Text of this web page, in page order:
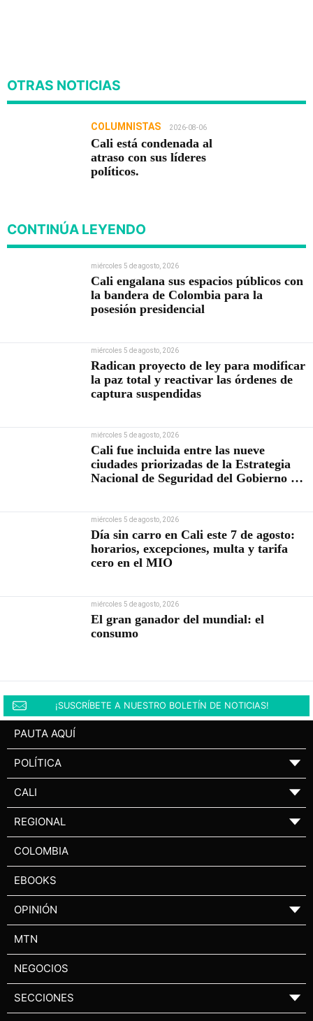
OTRAS NOTICIAS
COLUMNISTAS 2026-08-06
Cali está condenada al
atraso con sus líderes
políticos.
CONTINÚA LEYENDO
miércoles 5 de agosto, 2026
Cali engalana sus espacios públicos con
la bandera de Colombia para la
posesión presidencial
miércoles 5 de agosto, 2026
Radican proyecto de ley para modificar
la paz total y reactivar las órdenes de
captura suspendidas
miércoles 5 de agosto, 2026
Cali fue incluida entre las nueve
ciudades priorizadas de la Estrategia
Nacional de Seguridad del Gobierno de
miércoles 5 de agosto, 2026
Día sin carro en Cali este 7 de agosto:
horarios, excepciones, multa y tarifa
cero en el MIO
miércoles 5 de agosto, 2026
El gran ganador del mundial: el
consumo
¡SUSCRÍBETE A NUESTRO BOLETÍN DE NOTICIAS!
PAUTA AQUÍ
POLÍTICA ▼
CALI ▼
REGIONAL ▼
COLOMBIA
EBOOKS
OPINIÓN ▼
MTN
NEGOCIOS
SECCIONES ▼